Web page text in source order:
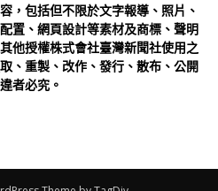
，包括但不限於文字報導、照片、
置、網頁設計等素材及商標、聲明
他授權株式會社臺灣新聞社使用之
、重製、改作、發行、散布、公開
者必究。